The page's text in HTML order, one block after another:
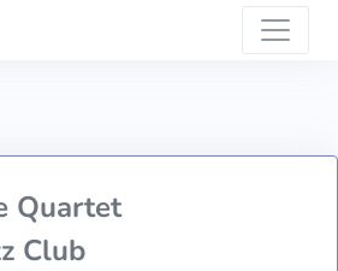
Quartet
Club